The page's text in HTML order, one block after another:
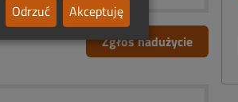
Zgłoś nadużycie
Odrzuć Akceptuję